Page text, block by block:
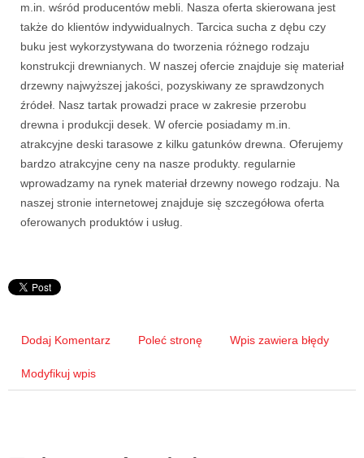
m.in. wśród producentów mebli. Nasza oferta skierowana jest
także do klientów indywidualnych. Tarcica sucha z dębu czy
buku jest wykorzystywana do tworzenia różnego rodzaju
konstrukcji drewnianych. W naszej ofercie znajduje się materiał
drzewny najwyższej jakości, pozyskiwany ze sprawdzonych
źródeł. Nasz tartak prowadzi prace w zakresie przerobu
drewna i produkcji desek. W ofercie posiadamy m.in.
atrakcyjne deski tarasowe z kilku gatunków drewna. Oferujemy
bardzo atrakcyjne ceny na nasze produkty. regularnie
wprowadzamy na rynek materiał drzewny nowego rodzaju. Na
naszej stronie internetowej znajduje się szczegółowa oferta
oferowanych produktów i usług.
Dodaj Komentarz Poleć stronę Wpis zawiera błędy
Modyfikuj wpis